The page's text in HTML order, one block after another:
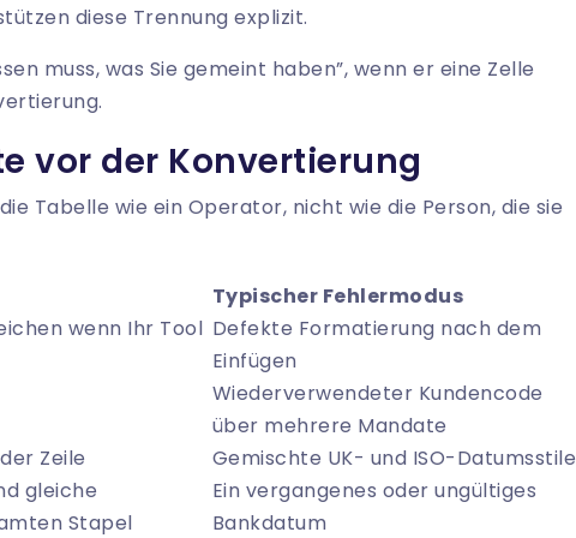
diese Trennung explizit.
muss, was Sie gemeint haben”, wenn er eine Zelle
vor der Konvertierung
Tabelle wie ein Operator, nicht wie die Person, die sie
Typischer Fehlermodus
wenn Ihr Tool Defekte Formatierung nach dem
Einfügen
Wiederverwendeter Kundencode
über mehrere Mandate
Zeile
Gemischte UK- und ISO-Datumsstile
gleiche
Stapel
Ein vergangenes oder ungültiges
Bankdatum